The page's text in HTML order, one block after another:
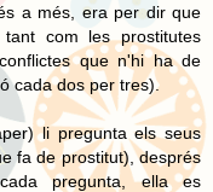
a més, era per dir que
com les prostitutes
que n'hi ha de
cada dos per tres).
li pregunta els seus
fa de prostitut), després
pregunta, ella es